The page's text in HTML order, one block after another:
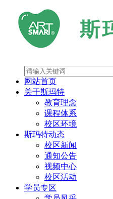
网站首页
关于斯玛特
教育理念
课程体系
校区环境
斯玛特动态
校区新闻
通知公告
视频中心
校区活动
学员专区